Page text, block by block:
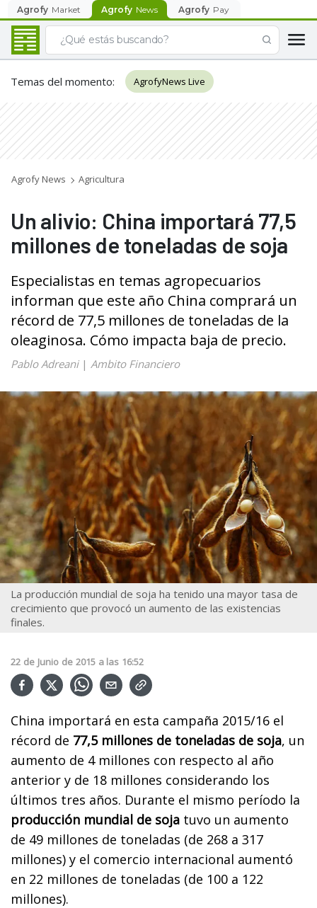
Agrofy Market Agrofy News Agrofy Pay
Temas del momento: AgrofyNews Live
Agrofy News Agricultura
Un alivio: China importará 77,5
millones de toneladas de soja
Especialistas en temas agropecuarios
informan que este año China comprará un
récord de 77,5 millones de toneladas de la
oleaginosa. Cómo impacta baja de precio.
Pablo Adreani| Ambito Financiero
La producción mundial de soja ha tenido una mayor tasa de
crecimiento que provocó un aumento de las existencias
finales.
22 de Junio de 2015 a las 16:52
China importará en esta campaña 2015/16 el
récord de 77,5 millones de toneladas de soja, un
aumento de 4 millones con respecto al año
anterior y de 18 millones considerando los
últimos tres años. Durante el mismo período la
producción mundial de soja tuvo un aumento
de 49 millones de toneladas (de 268 a 317
millones) y el comercio internacional aumentó
en 22 millones de toneladas (de 100 a 122
millones).